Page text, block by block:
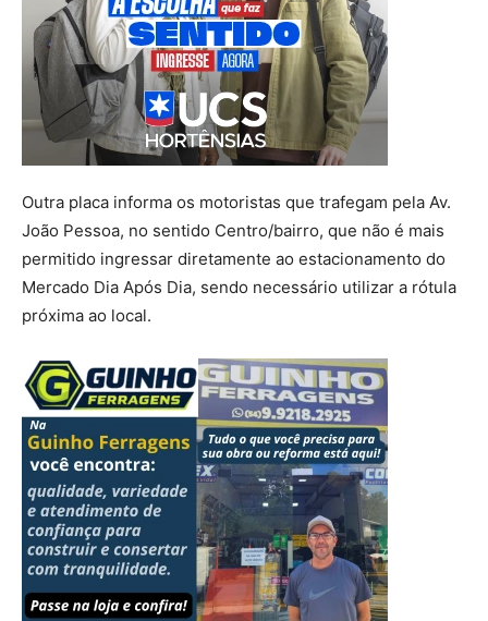
Outra placa informa os motoristas que trafegam pela Av.
João Pessoa, no sentido Centro/bairro, que não é mais
permitido ingressar diretamente ao estacionamento do
Mercado Dia Após Dia, sendo necessário utilizar a rótula
próxima ao local.